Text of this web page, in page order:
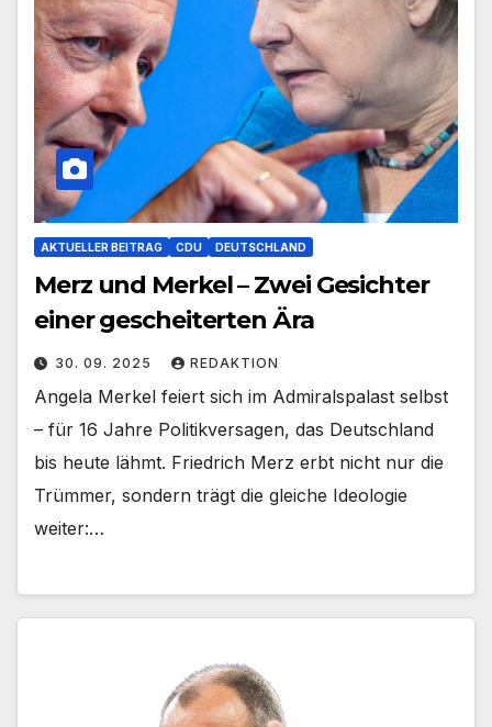
AKTUELLER BEITRAG CDU DEUTSCHLAND
Merz und Merkel – Zwei Gesichter
einer gescheiterten Ära
30. 09. 2025 REDAKTION
Angela Merkel feiert sich im Admiralspalast selbst
– für 16 Jahre Politikversagen, das Deutschland
bis heute lähmt. Friedrich Merz erbt nicht nur die
Trümmer, sondern trägt die gleiche Ideologie
weiter:…